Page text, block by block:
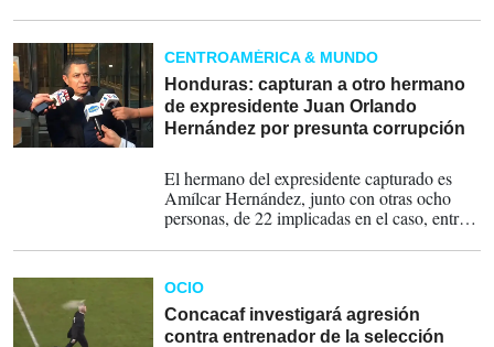
presidenciales (vicepresidentes), 298
alcaldías municipales, 128 diputados al
Parlamento local y 20 al Parlamento
Centroamericano.
CENTROAMÉRICA & MUNDO
Honduras: capturan a otro hermano
de expresidente Juan Orlando
Hernández por presunta corrupción
El hermano del expresidente capturado es
Amílcar Hernández, junto con otras ocho
personas, de 22 implicadas en el caso, entre
hermano, el expresidente Juan Orlando
Hernández, cumple una condena de 45 años
de cárcel en Estados Unidos, por
narcotráfico.
OCIO
Concacaf investigará agresión
contra entrenador de la selección